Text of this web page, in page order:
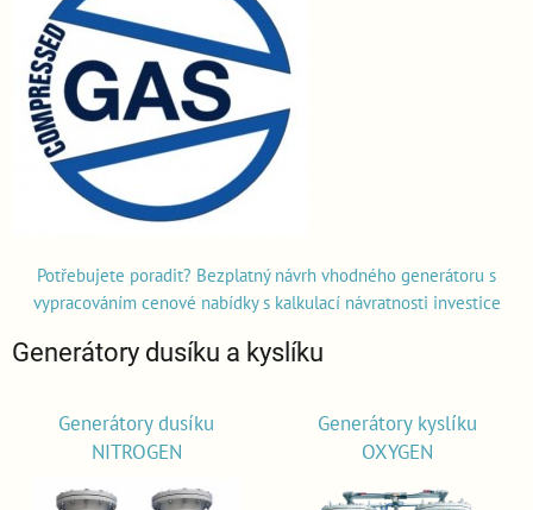
Potřebujete poradit? Bezplatný návrh vhodného generátoru s
vypracováním cenové nabídky s kalkulací návratnosti investice
Generátory dusíku a kyslíku
Generátory dusíku
NITROGEN
Generátory kyslíku
OXYGEN